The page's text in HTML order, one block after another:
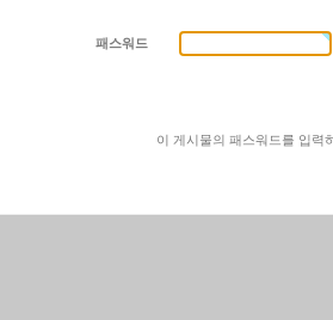
패스워드
이 게시물의 패스워드를 입력